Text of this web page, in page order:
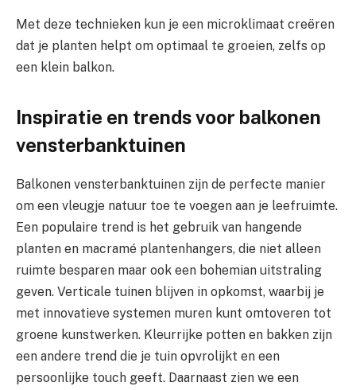
Met deze technieken kun je een microklimaat creëren
dat je planten helpt om optimaal te groeien, zelfs op
een klein balkon.
Inspiratie en trends voor balkonen
vensterbanktuinen
Balkonen vensterbanktuinen zijn de perfecte manier
om een vleugje natuur toe te voegen aan je leefruimte.
Een populaire trend is het gebruik van hangende
planten en macramé plantenhangers, die niet alleen
ruimte besparen maar ook een bohemian uitstraling
geven. Verticale tuinen blijven in opkomst, waarbij je
met innovatieve systemen muren kunt omtoveren tot
groene kunstwerken. Kleurrijke potten en bakken zijn
een andere trend die je tuin opvrolijkt en een
persoonlijke touch geeft. Daarnaast zien we een